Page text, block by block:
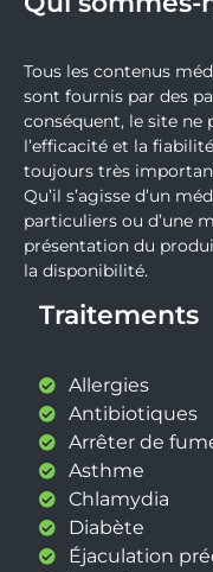
Tous les contenus
sont fournis par des
conséquent, le site ne
l’efficacité et la
toujours très
Qu’il s’agisse d’un
particuliers ou d’une
présentation du
la disponibilité.
Traitements
Allergies
Antibiotiques
Arrêter de
Asthme
Chlamydia
Diabète
Éjaculation